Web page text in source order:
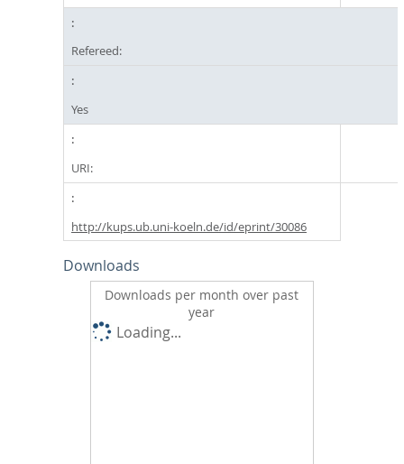
Refereed:
Yes
URI:
http://kups.ub.uni-koeln.de/id/eprint/30086
Downloads
Downloads per month over past
year
Loading...